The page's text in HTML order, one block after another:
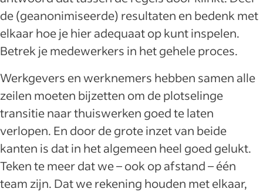
de (geanonimiseerde) resultaten en bedenk met
elkaar hoe je hier adequaat op kunt inspelen.
Betrek je medewerkers in het gehele proces.
Werkgevers en werknemers hebben samen alle
zeilen moeten bijzetten om de plotselinge
transitie naar thuiswerken goed te laten
verlopen. En door de grote inzet van beide
kanten is dat in het algemeen heel goed gelukt.
Teken te meer dat we – ook op afstand – één
team zijn. Dat we rekening houden met elkaar,